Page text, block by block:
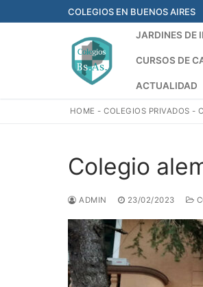
al
COLEGIOS EN BUENOS AIRES
JARDINES DE
CURSOS DE
ACTUALIDAD
HOME -COLEGIOS PRIVADOS -
Colegio
ADMIN 23/02/2023